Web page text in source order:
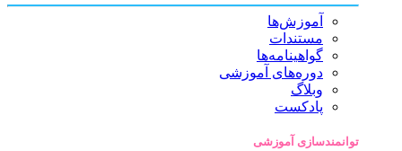
آموزش‌ها
مستندات
گواهینامه‌ها
دوره‌های آموزشی
وبلاگ
پادکست
توانمندسازی آموزشی